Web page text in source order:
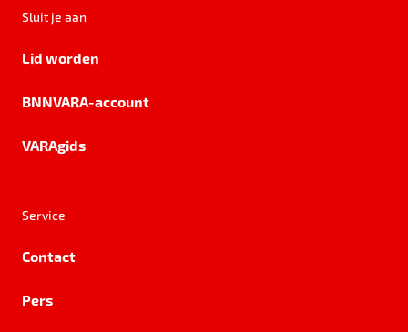
Sluit je aan
Lid worden
BNNVARA-account
VARAgids
Service
Contact
Pers